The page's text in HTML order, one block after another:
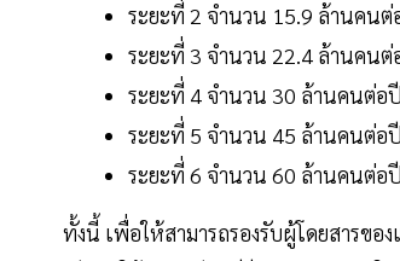
ระยะที่ 2 จำนวน 15.9 ล้านคนต่
ระยะที่ 3 จำนวน 22.4 ล้านคนต่
ระยะที่ 4 จำนวน 30 ล้านคนต่อปี
ระยะที่ 5 จำนวน 45 ล้านคนต่อปี
ระยะที่ 6 จำนวน 60 ล้านคนต่อปี
ทั้งนี้ เพื่อให้สามารถรองรับผู้โดยสารข